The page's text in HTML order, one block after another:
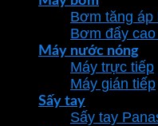
Bơm tăng áp
Bơm đẩy
Máy nước nóng
Máy trực tiếp
Máy gián tiếp
Sấy tay
Sấy tay